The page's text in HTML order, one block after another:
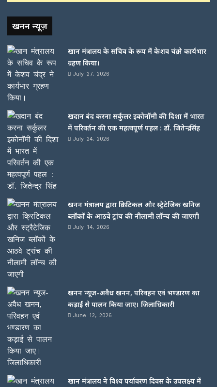
खनन न्यूज़
खान मंत्रालय के सचिव के रूप में केशव चंद्र ने कार्यभार
ग्रहण किया।
July 27, 2026
खदान बंद करना सर्कुलर इकोनॉमी की दिशा में भारत
में परिवर्तन की एक महत्वपूर्ण पहल : डॉ. जितेन्द्र सिंह
July 24, 2026
खनन मंत्रालय द्वारा क्रिटिकल और स्ट्रैटेजिक खनिज
ब्लॉकों के आठवे ट्रांच की नीलामी लॉन्च की जाएगी
July 14, 2026
खनन न्यूज-अवैध खनन, परिवहन एवं भण्डारण का
कड़ाई से पालन किया जाए। जिलाधिकारी
June 12, 2026
खान मंत्रालय ने विश्व पर्यावरण दिवस के उपलक्ष्य में